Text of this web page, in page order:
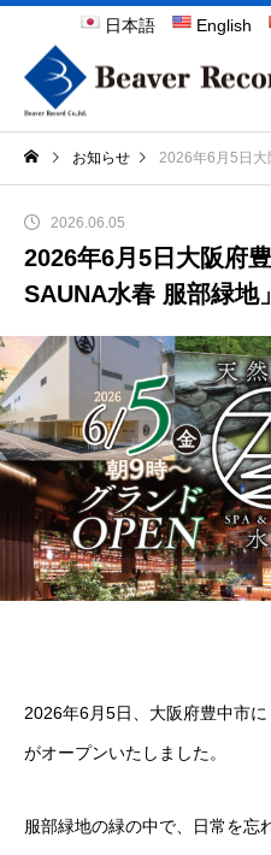
日本語 English
お知らせ 2026年6月5日大阪府豊
2026年6月5日大阪府
SAUNA水春 服部緑地
2026.06.05
2026年6月5日、大阪府豊中市に
がオープンいたしました。
服部緑地の緑の中で、日常を忘